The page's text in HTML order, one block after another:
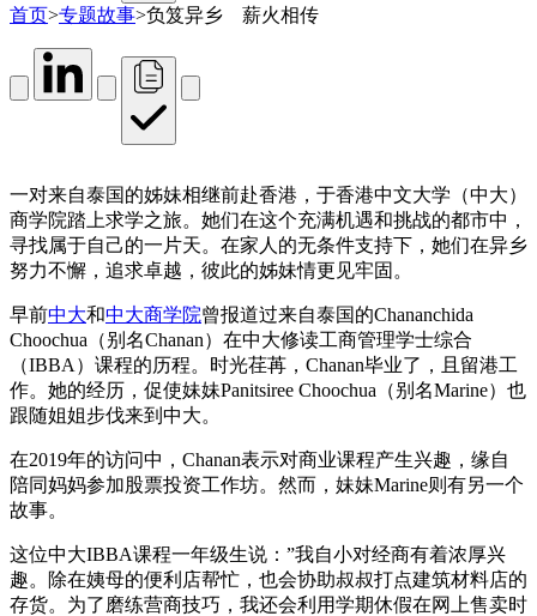
首页>专题故事>负笈异乡 薪火相传
一对来自泰国的姊妹相继前赴香港，于香港中文大学（中大）
商学院踏上求学之旅。她们在这个充满机遇和挑战的都市中，
寻找属于自己的一片天。在家人的无条件支持下，她们在异乡
努力不懈，追求卓越，彼此的姊妹情更见牢固。
早前中大和中大商学院曾报道过来自泰国的Chananchida
Choochua（别名Chanan）在中大修读工商管理学士综合
（IBBA）课程的历程。时光荏苒，Chanan毕业了，且留港工
作。她的经历，促使妹妹Panitsiree Choochua（别名Marine）也
跟随姐姐步伐来到中大。
在2019年的访问中，Chanan表示对商业课程产生兴趣，缘自
陪同妈妈参加股票投资工作坊。然而，妹妹Marine则有另一个
故事。
这位中大IBBA课程一年级生说：”我自小对经商有着浓厚兴
趣。除在姨母的便利店帮忙，也会协助叔叔打点建筑材料店的
存货。为了磨练营商技巧，我还会利用学期休假在网上售卖时